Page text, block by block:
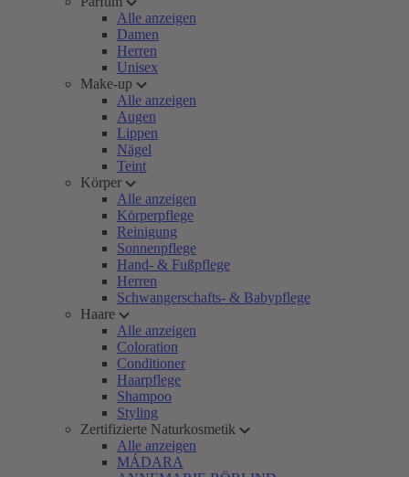
Alle anzeigen
Damen
Herren
Unisex
Make-up
Alle anzeigen
Augen
Lippen
Nägel
Teint
Körper
Alle anzeigen
Körperpflege
Reinigung
Sonnenpflege
Hand- & Fußpflege
Herren
Schwangerschafts- & Babypflege
Haare
Alle anzeigen
Coloration
Conditioner
Haarpflege
Shampoo
Styling
Zertifizierte Naturkosmetik
Alle anzeigen
MÁDARA